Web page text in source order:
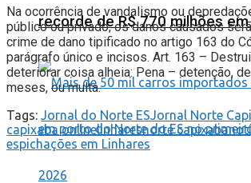
recorde de R$ 770 milhões
Na ocorrência de vandalismo ou
público ou privado, os danos causados
crime de dano tipificado no artigo 163 do
parágrafo único e incisos. Art. 163 –
deteriorar coisa alheia: Pena – detenção,
meses, ou multa.
Tags: Jornal do Norte ESJornal Norte
capixaba onlinelinharesnorte capixaba
espichações em Linhares